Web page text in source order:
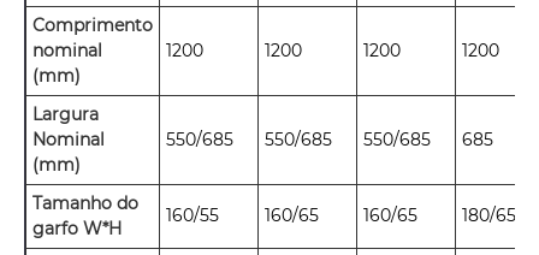
Comprimento
nominal
(mm)
1200 1200 1200 1200
Largura
Nominal
(mm)
550/685 550/685 550/685 685
Tamanho do
garfo W*H
160/55 160/65 160/65 180/65